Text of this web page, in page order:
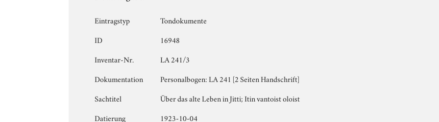
Eintragstyp
Tondokumente
ID
16948
Inventar-Nr.
LA 241/3
Dokumentation
Personalbogen: LA 241 [2 Seiten Handschrift]
Sachtitel
Über das alte Leben in Jitti; Itin vantoist oloist
Datierung
1923-10-04